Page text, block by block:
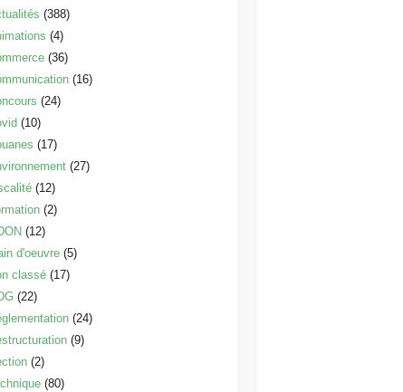
(388)
(4)
(36)
(16)
(24)
(10)
(17)
(27)
(12)
(2)
(12)
d'oeuvre(5)
classé(17)
(22)
(24)
(9)
(2)
(80)